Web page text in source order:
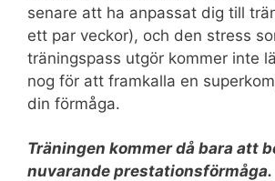
senare att ha anpassat dig till
ett par veckor), och den stress
träningspass utgör kommer inte
nog för att framkalla en
din förmåga.
Träningen kommer då bara att
nuvarande prestationsförmåga.